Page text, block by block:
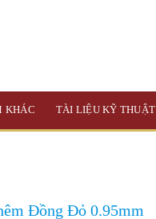
KHÁC TÀI LIỆU KỸ THUẬT
Đồng Đỏ 0.95mm